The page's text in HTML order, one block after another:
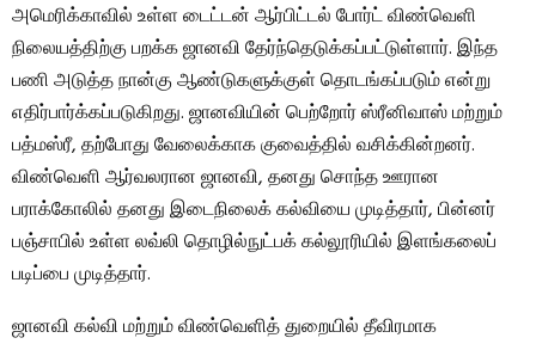
அமெரிக்காவில் உள்ள டைட்டன் ஆர்பிட்டல் போர்ட் விண்வெளி
நிலையத்திற்கு பறக்க ஜானவி தேர்ந்தெடுக்கப்பட்டுள்ளார். இந்த
பணி அடுத்த நான்கு ஆண்டுகளுக்குள் தொடங்கப்படும் என்று
எதிர்பார்க்கப்படுகிறது. ஜானவியின் பெற்றோர் ஸ்ரீனிவாஸ் மற்றும்
பத்மஸ்ரீ, தற்போது வேலைக்காக குவைத்தில் வசிக்கின்றனர்.
விண்வெளி ஆர்வலரான ஜானவி, தனது சொந்த ஊரான
பராக்கோலில் தனது இடைநிலைக் கல்வியை முடித்தார், பின்னர்
பஞ்சாபில் உள்ள லவ்லி தொழில்நுட்பக் கல்லூரியில் இளங்கலைப்
படிப்பை முடித்தார்.
ஜானவி கல்வி மற்றும் விண்வெளித் துறையில் தீவிரமாக